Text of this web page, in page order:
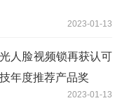
2023-01-13
人脸视频锁再获认可
年度推荐产品奖
2023-01-13